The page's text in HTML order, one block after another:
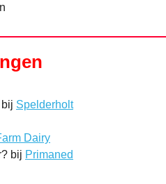
Spelderholt
Dairy
bij Primaned